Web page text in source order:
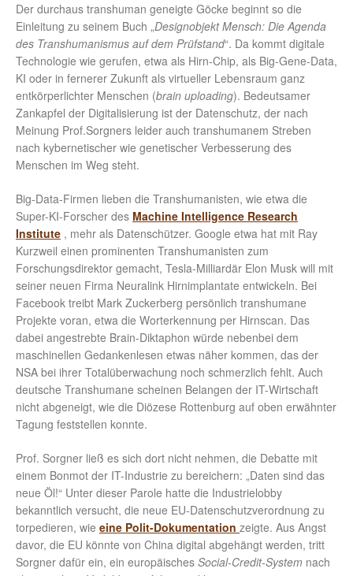
Der durchaus transhuman geneigte Göcke beginnt so die
Einleitung zu seinem Buch „Designobjekt Mensch: Die Agenda
des Transhumanismus auf dem Prüfstand“. Da kommt digitale
Technologie wie gerufen, etwa als Hirn-Chip, als Big-Gene-Data,
KI oder in fernerer Zukunft als virtueller Lebensraum ganz
entkörperlichter Menschen (brain uploading). Bedeutsamer
Zankapfel der Digitalisierung ist der Datenschutz, der nach
Meinung Prof.Sorgners leider auch transhumanem Streben
nach kybernetischer wie genetischer Verbesserung des
Menschen im Weg steht.
Big-Data-Firmen lieben die Transhumanisten, wie etwa die
Super-KI-Forscher des Machine Intelligence Research
Institute , mehr als Datenschützer. Google etwa hat mit Ray
Kurzweil einen prominenten Transhumanisten zum
Forschungsdirektor gemacht, Tesla-Milliardär Elon Musk will mit
seiner neuen Firma Neuralink Hirnimplantate entwickeln. Bei
Facebook treibt Mark Zuckerberg persönlich transhumane
Projekte voran, etwa die Worterkennung per Hirnscan. Das
dabei angestrebte Brain-Diktaphon würde nebenbei dem
maschinellen Gedankenlesen etwas näher kommen, das der
NSA bei ihrer Totalüberwachung noch schmerzlich fehlt. Auch
deutsche Transhumane scheinen Belangen der IT-Wirtschaft
nicht abgeneigt, wie die Diözese Rottenburg auf oben erwähnter
Tagung feststellen konnte.
Prof. Sorgner ließ es sich dort nicht nehmen, die Debatte mit
einem Bonmot der IT-Industrie zu bereichern: „Daten sind das
neue Öl!“ Unter dieser Parole hatte die Industrielobby
bekanntlich versucht, die neue EU-Datenschutzverordnung zu
torpedieren, wie eine Polit-Dokumentation zeigte. Aus Angst
davor, die EU könnte von China digital abgehängt werden, tritt
Sorgner dafür ein, ein europäisches Social-Credit-System nach